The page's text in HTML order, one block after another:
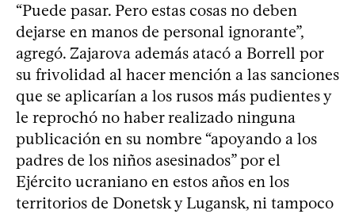
“Puede pasar. Pero estas cosas no deben
dejarse en manos de personal ignorante”,
agregó. Zajarova además atacó a Borrell por
su frivolidad al hacer mención a las sanciones
que se aplicarían a los rusos más pudientes y
le reprochó no haber realizado ninguna
publicación en su nombre “apoyando a los
padres de los niños asesinados” por el
Ejército ucraniano en estos años en los
territorios de Donetsk y Lugansk, ni tampoco